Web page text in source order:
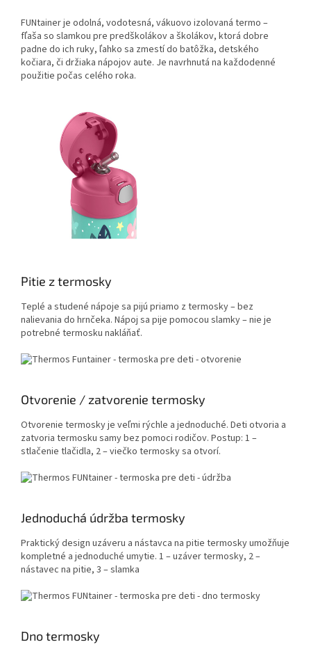
FUNtainer je odolná, vodotesná, vákuovo izolovaná termo –
fľaša so slamkou pre predškolákov a školákov, ktorá dobre
padne do ich ruky, ľahko sa zmestí do batôžka, detského
kočiara, či držiaka nápojov aute. Je navrhnutá na každodenné
použitie počas celého roka.
Pitie z termosky
Teplé a studené nápoje sa pijú priamo z termosky – bez
nalievania do hrnčeka. Nápoj sa pije pomocou slamky – nie je
potrebné termosku nakláňať.
Otvorenie / zatvorenie termosky
Otvorenie termosky je veľmi rýchle a jednoduché. Deti otvoria a
zatvoria termosku samy bez pomoci rodičov. Postup: 1 –
stlačenie tlačidla, 2 – viečko termosky sa otvorí.
Jednoduchá údržba termosky
Praktický design uzáveru a nástavca na pitie termosky umožňuje
kompletné a jednoduché umytie. 1 – uzáver termosky, 2 –
nástavec na pitie, 3 – slamka
Dno termosky